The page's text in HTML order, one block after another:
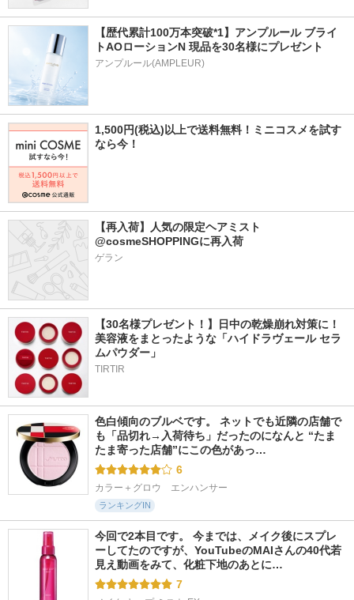
【歴代累計100万本突破*1】アンプルール ブライ
トAOローションN 現品を30名様にプレゼント
アンプルール(AMPLEUR)
1,500円(税込)以上で送料無料！ミニコスメを試す
なら今！
【再入荷】人気の限定ヘアミスト
@cosmeSHOPPINGに再入荷
ゲラン
【30名様プレゼント！】日中の乾燥崩れ対策に！
美容液をまとったような「ハイドラヴェール セラ
ムパウダー」
TIRTIR
色白傾向のブルベです。 ネットでも近隣の店舗で
も「品切れ→入荷待ち」だったのになんと “たま
たま寄った店舗”にこの色があっ…
6
カラー＋グロウ　エンハンサー
ランキングIN
今回で2本目です。 今までは、メイク後にスプレ
ーしてたのですが、YouTubeのMAIさんの40代若
見え動画をみて、化粧下地のあとに…
7